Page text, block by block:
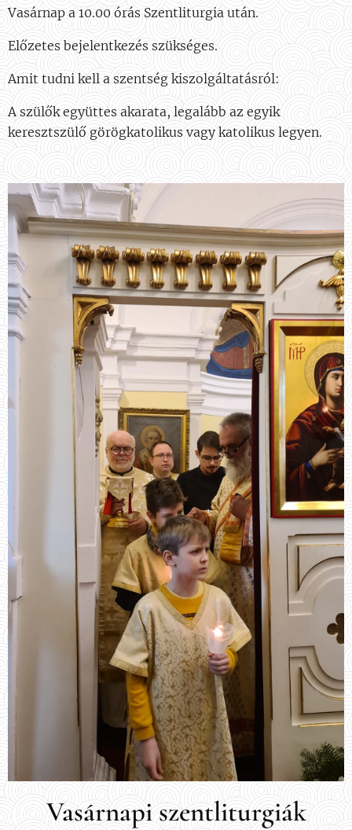
Vasárnap a 10.00 órás Szentliturgia után.
Előzetes bejelentkezés szükséges.
Amit tudni kell a szentség kiszolgáltatásról:
A szülők együttes akarata, legalább az egyik
keresztszülő görögkatolikus vagy katolikus legyen.
Vasárnapi szentliturgiák